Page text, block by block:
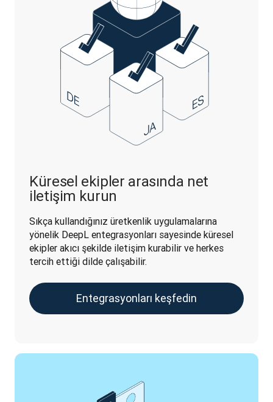
Küresel ekipler arasında net
iletişim kurun
Sıkça kullandığınız üretkenlik uygulamalarına
yönelik DeepL entegrasyonları sayesinde küresel
ekipler akıcı şekilde iletişim kurabilir ve herkes
tercih ettiği dilde çalışabilir.
Entegrasyonları keşfedin